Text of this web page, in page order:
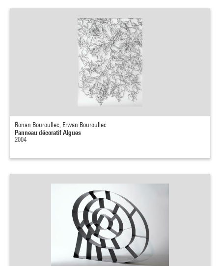
Ronan Bouroullec, Erwan Bouroullec
Panneau décoratif Algues
2004